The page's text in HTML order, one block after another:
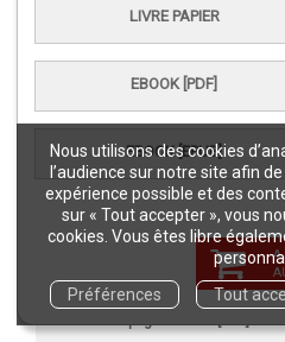
Nous utilisons des cookies
l’audience sur notre site afin
expérience possible et des
sur « Tout accepter », vous
cookies. Vous êtes libre
Préférences
Tout
LIVRE PAPIER
EBOOK [PDF]
EBOOK [EPUB]
Référence eBook [ePub] :
9782759238521
EAN13 eBook [PDF] :
EAN13 eBook [ePub] :
DOI eBook [PDF] : 10.35690/978-2-
Intérieur :Couleur
160 x 240
Nombre de pages
Livre papier:246